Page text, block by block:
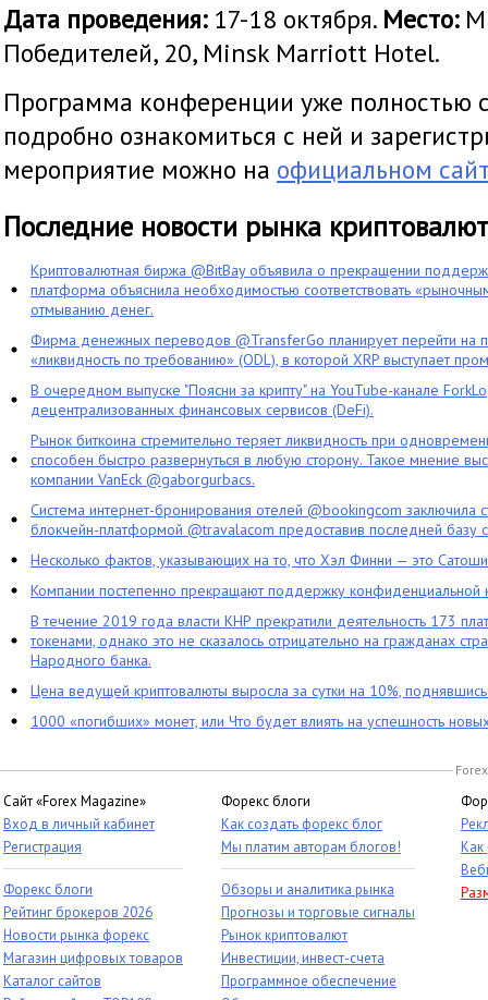
Дата проведения:17-18 октября. Место:
Победителей, 20, Minsk Marriott Hotel.
Программа конференции уже полностью
подробно ознакомиться с ней и
мероприятие можно на официальном
Последние новости рынка криптовалют
Криптовалютная биржа @BitBay объявила о прекращении
платформа объяснила необходимостью соответствовать
отмыванию денег.
Фирма денежных переводов @TransferGo планирует перейти на
«ликвидность по требованию» (ODL), в которой XRP выступает
В очередном выпуске "Поясни за крипту" на YouTube-канале
децентрализованных финансовых сервисов (DeFi).
Рынок биткоина стремительно теряет ликвидность при
способен быстро развернуться в любую сторону. Такое мнение
компании VanEck @gaborgurbacs.
Система интернет-бронирования отелей @bookingcom заключила
блокчейн-платформой @travalacom предоставив последней базу
Несколько фактов, указывающих на то, что Хэл Финни — это
Компании постепенно прекращают поддержку конфиденциальной
В течение 2019 года власти КНР прекратили деятельность 173
токенами, однако это не сказалось отрицательно на гражданах
Народного банка.
Цена ведущей криптовалюты выросла за сутки на 10%,
1000 «погибших» монет, или Что будет влиять на успешность
Сайт «Forex Magazine»
Вход в личный кабинет
Регистрация
Форекс блоги
Рейтинг брокеров 2026
Новости рынка форекс
Магазин цифровых товаров
Каталог сайтов
Форекс блоги
Как создать форекс блог
Мы платим авторам блогов!
Обзоры и аналитика рынка
Прогнозы и торговые сигналы
Рынок криптовалют
Инвестиции, инвест-счета
Программное обеспечение
Как